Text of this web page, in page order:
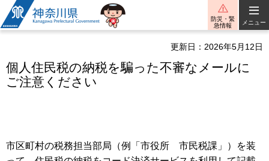
神奈川県
防災・緊
急情報
メニュー
更新日：2026年5月12日
個人住民税の納税を騙った不審なメールに
ご注意ください
市区町村の税務担当部局（例「市役所 市民税課」）を装